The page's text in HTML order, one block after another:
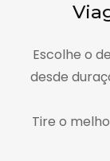
Escolhe o
desde
Tire o